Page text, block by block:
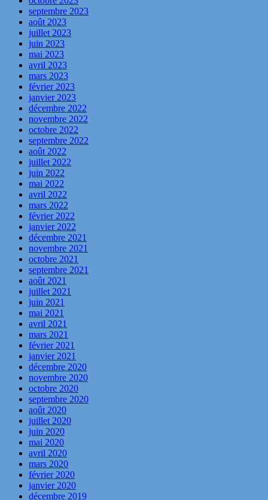
septembre 2023
août 2023
juillet 2023
juin 2023
mai 2023
avril 2023
mars 2023
février 2023
janvier 2023
décembre 2022
novembre 2022
octobre 2022
septembre 2022
août 2022
juillet 2022
juin 2022
mai 2022
avril 2022
mars 2022
février 2022
janvier 2022
décembre 2021
novembre 2021
octobre 2021
septembre 2021
août 2021
juillet 2021
juin 2021
mai 2021
avril 2021
mars 2021
février 2021
janvier 2021
décembre 2020
novembre 2020
octobre 2020
septembre 2020
août 2020
juillet 2020
juin 2020
mai 2020
avril 2020
mars 2020
février 2020
janvier 2020
décembre 2019